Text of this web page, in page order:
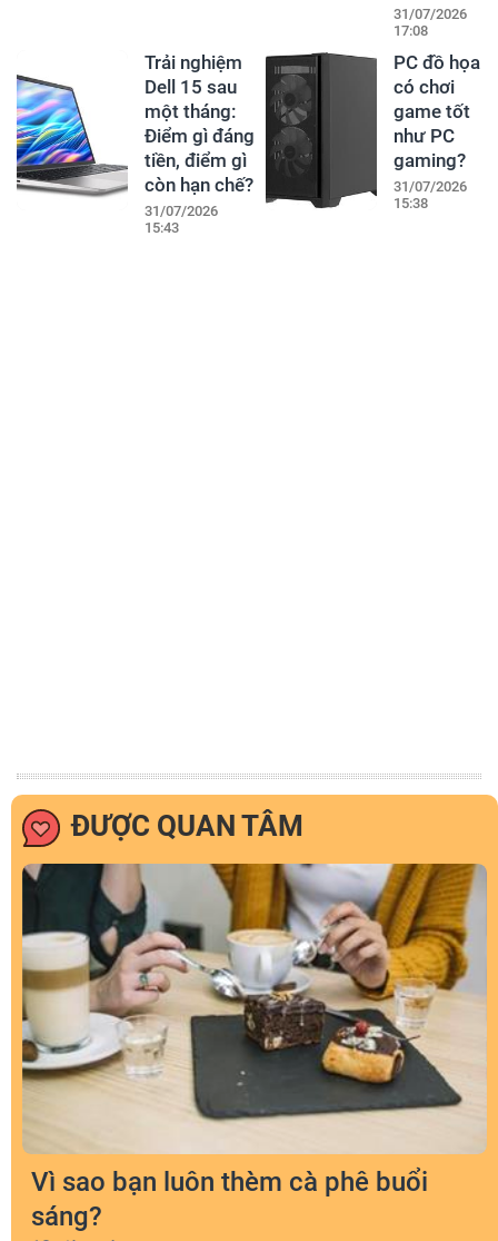
31/07/2026
17:08
Trải nghiệm
Dell 15 sau
một tháng:
Điểm gì đáng
tiền, điểm gì
còn hạn chế?
31/07/2026
15:43
PC đồ họa
có chơi
game tốt
như PC
gaming?
31/07/2026
15:38
ĐƯỢC QUAN TÂM
Vì sao bạn luôn thèm cà phê buổi
sáng?